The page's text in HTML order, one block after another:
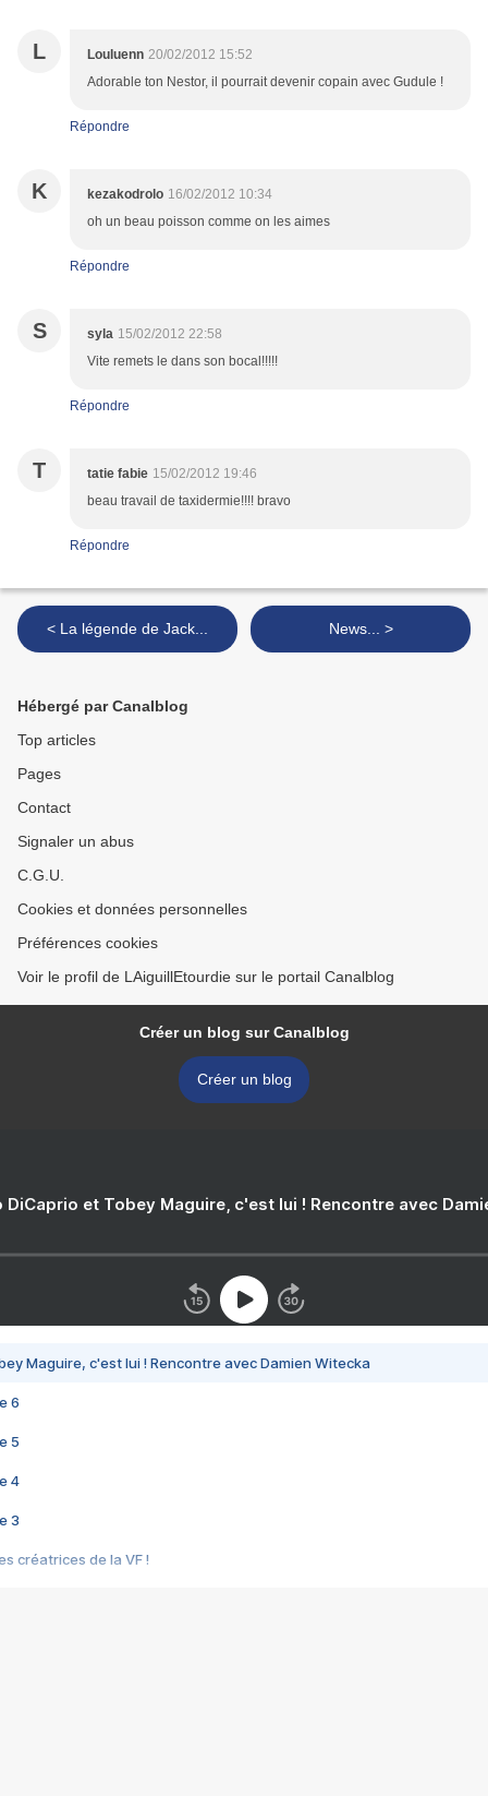
L Louluenn 20/02/2012 15:52
Adorable ton Nestor, il pourrait devenir copain avec Gudule !
Répondre
K kezakodrolo 16/02/2012 10:34
oh un beau poisson comme on les aimes
Répondre
S syla 15/02/2012 22:58
Vite remets le dans son bocal!!!!!
Répondre
T tatie fabie 15/02/2012 19:46
beau travail de taxidermie!!!! bravo
Répondre
< La légende de Jack... News... >
Hébergé par Canalblog
Top articles
Pages
Contact
Signaler un abus
C.G.U.
Cookies et données personnelles
Préférences cookies
Voir le profil de LAiguillEtourdie sur le portail Canalblog
Créer un blog sur Canalblog
Créer un blog
DiCaprio et Tobey Maguire, c'est lui ! Rencontre avec
Maguire, c'est lui ! Rencontre avec Damien Witecka
6
5
4
3
créatrices de la VF !